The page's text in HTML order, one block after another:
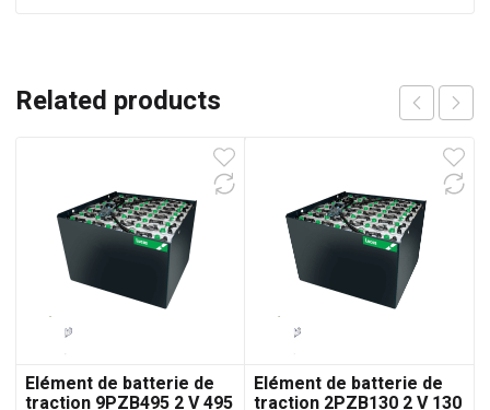
Related products
Elément de batterie de
traction 9PZB495 2 V 495
Elément de batterie de
traction 2PZB130 2 V 130